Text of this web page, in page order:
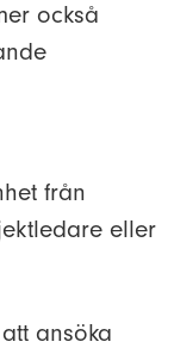
också
från
eller
ansöka